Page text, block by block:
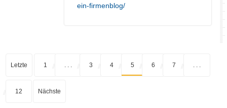
ein-firmenblog/
Letzte 1 3 4 5 6 7
12 Nächste